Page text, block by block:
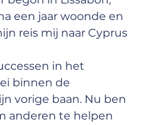
een jaar woonde en
reis mij naar Cyprus
in het
binnen de
vorige baan. Nu ben
anderen te helpen